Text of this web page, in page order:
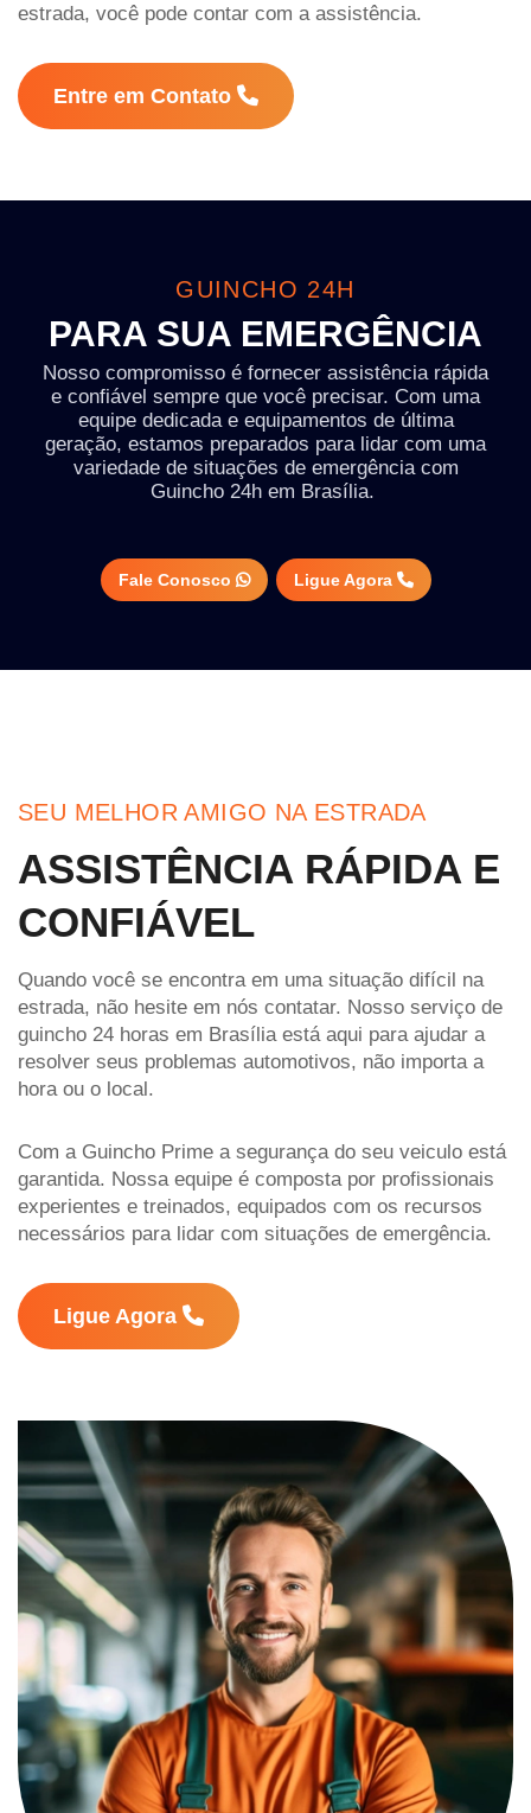
estrada, você pode contar com a assistência.
Entre em Contato
GUINCHO 24H
PARA SUA EMERGÊNCIA
Nosso compromisso é fornecer assistência rápida
e confiável sempre que você precisar. Com uma
equipe dedicada e equipamentos de última
geração, estamos preparados para lidar com uma
variedade de situações de emergência com
Guincho 24h em Brasília.
Fale Conosco Ligue Agora
SEU MELHOR AMIGO NA ESTRADA
ASSISTÊNCIA RÁPIDA E
CONFIÁVEL
Quando você se encontra em uma situação difícil na
estrada, não hesite em nós contatar. Nosso serviço de
guincho 24 horas em Brasília está aqui para ajudar a
resolver seus problemas automotivos, não importa a
hora ou o local.
Com a Guincho Prime a segurança do seu veiculo está
garantida. Nossa equipe é composta por profissionais
experientes e treinados, equipados com os recursos
necessários para lidar com situações de emergência.
Ligue Agora